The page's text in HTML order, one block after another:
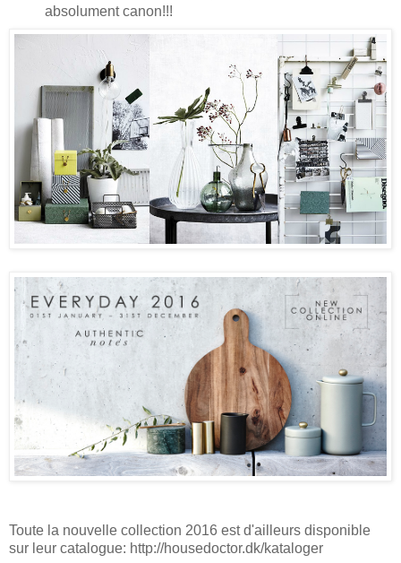
absolument canon!!!
Toute la nouvelle collection 2016 est d'ailleurs disponible
sur leur catalogue: http://housedoctor.dk/kataloger